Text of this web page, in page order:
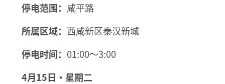
停电范围： 咸平路
所属区域： 西咸新区秦汉新城
停电时间： 01:00～3:00
4月15日·星期二